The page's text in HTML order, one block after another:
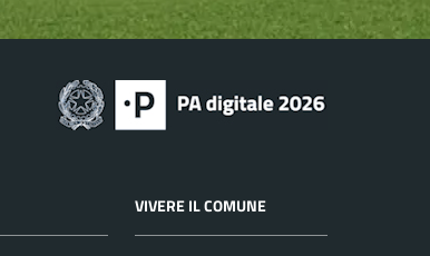
VIVERE IL COMUNE